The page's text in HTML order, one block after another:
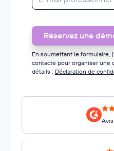
En soumettant le formulaire,
contacte pour organiser une
détails : Déclaration de